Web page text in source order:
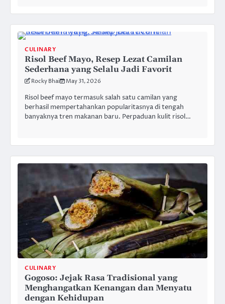
CULINARY
Risol Beef Mayo, Resep Lezat Camilan
Sederhana yang Selalu Jadi Favorit
Rocky Bhai May 31, 2026
Risol beef mayo termasuk salah satu camilan yang
berhasil mempertahankan popularitasnya di tengah
banyaknya tren makanan baru. Perpaduan kulit risol…
CULINARY
Gogoso: Jejak Rasa Tradisional yang
Menghangatkan Kenangan dan Menyatu
dengan Kehidupan